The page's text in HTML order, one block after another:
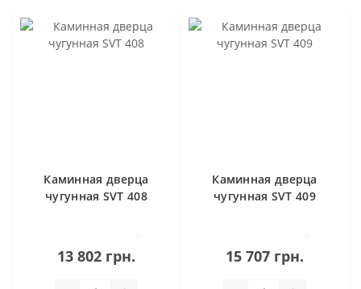
Каминная дверца
чугунная SVT 408
13 802 грн.
Каминная дверца
чугунная SVT 409
15 707 грн.